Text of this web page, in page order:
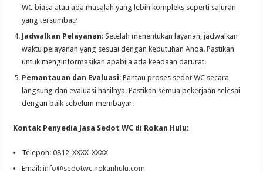
WC biasa atau ada masalah yang lebih kompleks seperti saluran
yang tersumbat?
Jadwalkan Pelayanan: Setelah menentukan layanan, jadwalkan
waktu pelayanan yang sesuai dengan kebutuhan Anda. Pastikan
untuk menginformasikan apabila ada keadaan darurat.
Pemantauan dan Evaluasi: Pantau proses sedot WC secara
langsung dan evaluasi hasilnya. Pastikan semua pekerjaan selesai
dengan baik sebelum membayar.
Kontak Penyedia Jasa Sedot WC di Rokan Hulu:
Telepon: 0812-XXXX-XXXX
Email:info@sedotwc-rokanhulu.com